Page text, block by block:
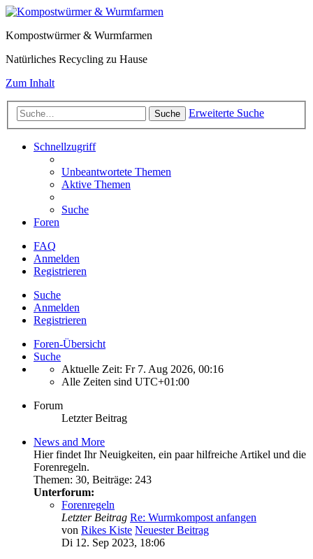
Kompostwürmer & Wurmfarmen
Natürliches Recycling zu Hause
Zum Inhalt
Suche Erweiterte Suche
Schnellzugriff
Unbeantwortete Themen
Aktive Themen
Suche
Foren
FAQ
Anmelden
Registrieren
Suche
Anmelden
Registrieren
Foren-Übersicht
Suche
Aktuelle Zeit: Fr 7. Aug 2026, 00:16
Alle Zeiten sind UTC+01:00
Forum
Letzter Beitrag
News and More
Hier findet Ihr Neuigkeiten, ein paar hilfreiche Artikel und die
Forenregeln.
Themen: 30, Beiträge: 243
Unterforum:
Forenregeln
Letzter Beitrag Re: Wurmkompost anfangen
von Rikes Kiste Neuester Beitrag
Di 12. Sep 2023, 18:06